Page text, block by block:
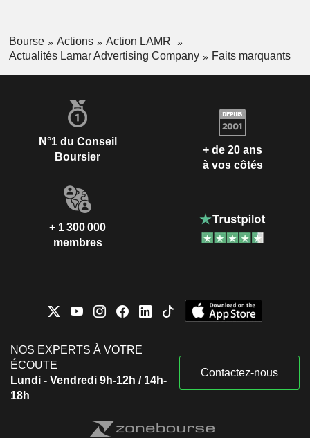
Bourse Actions
Action LAMR
Actualités Lamar Advertising Company
Faits marquants
N°1 du Conseil
Boursier
+ de 20 ans
à vos côtés
+ 1 300 000
membres
NOS EXPERTS À VOTRE
ÉCOUTE
Lundi - Vendredi 9h-12h / 14h-
18h
Contactez-nous